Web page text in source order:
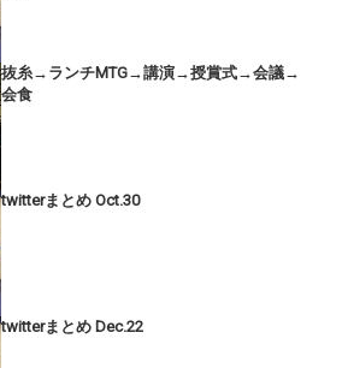
抜糸→ランチMTG→講演→授賞式→会議→
会食
twitterまとめ Oct.30
twitterまとめ Dec.22